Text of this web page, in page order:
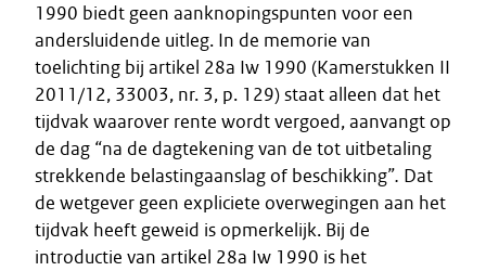
1990 biedt geen aanknopingspunten voor een
andersluidende uitleg. In de memorie van
toelichting bij artikel 28a Iw 1990 (Kamerstukken II
2011/12, 33003, nr. 3, p. 129) staat alleen dat het
tijdvak waarover rente wordt vergoed, aanvangt op
de dag “na de dagtekening van de tot uitbetaling
strekkende belastingaanslag of beschikking”. Dat
de wetgever geen expliciete overwegingen aan het
tijdvak heeft geweid is opmerkelijk. Bij de
introductie van artikel 28a Iw 1990 is het